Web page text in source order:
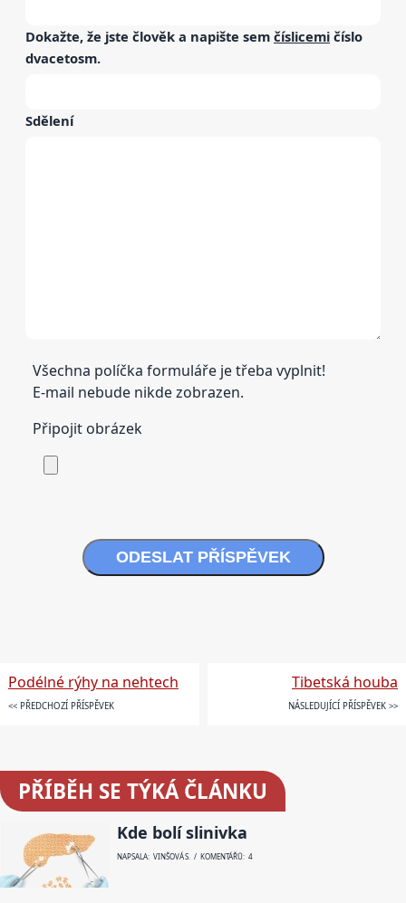
Dokažte, že jste člověk a napište sem číslicemi číslo
dvacetosm.
Sdělení
Všechna políčka formuláře je třeba vyplnit!
E-mail nebude nikde zobrazen.
Připojit obrázek
ODESLAT PŘÍSPĚVEK
Podélné rýhy na nehtech
<< PŘEDCHOZÍ PŘÍSPĚVEK
Tibetská houba
NÁSLEDUJÍCÍ PŘÍSPĚVEK >>
PŘÍBĚH SE TÝKÁ ČLÁNKU
Kde bolí slinivka
NAPSALA: VINŠOVÁ S. / KOMENTÁŘŮ: 4